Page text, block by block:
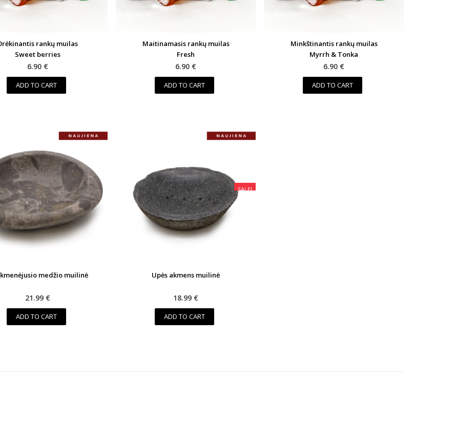
rankų muilas
Sweet berries
6.90 €
ADD TO CART
Maitinamasis rankų muilas
Fresh
6.90 €
ADD TO CART
Minkštinantis rankų muilas
Myrrh & Tonka
6.90 €
ADD TO CART
medžio muilinė
21.99 €
ADD TO CART
SALE!
Upės akmens muilinė
18.99 €
ADD TO CART